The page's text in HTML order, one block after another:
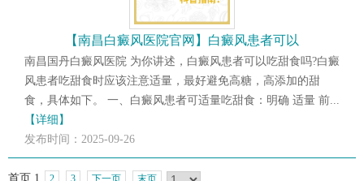
【南昌白癜风医院官网】白癜风患者可以
南昌国丹白癜风医院 为你讲述，白癜风患者可以吃甜食吗?白癜
风患者吃甜食时应该注意适量，最好避免高糖，高添加的甜
食，具体如下。 一、白癜风患者可适量吃甜食：明确 适量 前...
【详细】
发布时间：2025-09-26
首页 1 2 3 下一页 末页